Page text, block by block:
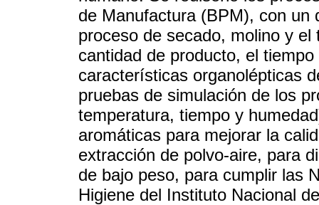
de Manufactura (BPM), con un
proceso de secado, molino y
cantidad de producto, el
características organolépticas
pruebas de simulación de los
temperatura, tiempo y
aromáticas para mejorar la
extracción de polvo-aire, para
de bajo peso, para cumplir las
Higiene del Instituto Nacional